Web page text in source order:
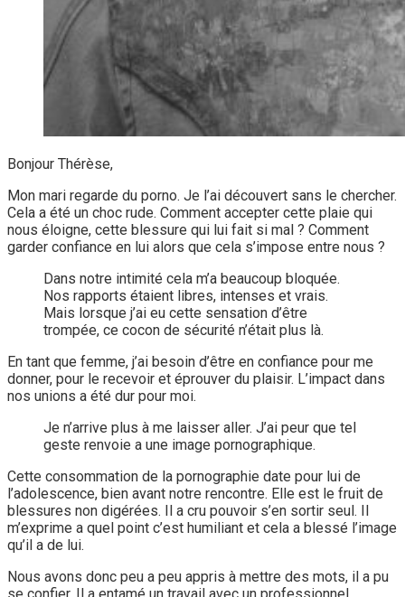
Bonjour Thérèse,
Mon mari regarde du porno. Je l’ai découvert sans le chercher.
Cela a été un choc rude. Comment accepter cette plaie qui
nous éloigne, cette blessure qui lui fait si mal ? Comment
garder confiance en lui alors que cela s’impose entre nous ?
Dans notre intimité cela m’a beaucoup bloquée.
Nos rapports étaient libres, intenses et vrais.
Mais lorsque j’ai eu cette sensation d’être
trompée, ce cocon de sécurité n’était plus là.
En tant que femme, j’ai besoin d’être en confiance pour me
donner, pour le recevoir et éprouver du plaisir. L’impact dans
nos unions a été dur pour moi.
Je n’arrive plus à me laisser aller. J’ai peur que tel
geste renvoie a une image pornographique.
Cette consommation de la pornographie date pour lui de
l’adolescence, bien avant notre rencontre. Elle est le fruit de
blessures non digérées. Il a cru pouvoir s’en sortir seul. Il
m’exprime a quel point c’est humiliant et cela a blessé l’image
qu’il a de lui.
Nous avons donc peu a peu appris à mettre des mots, il a pu